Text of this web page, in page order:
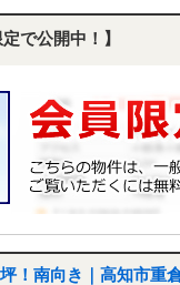
で公開中！】
！南向き｜高知市重